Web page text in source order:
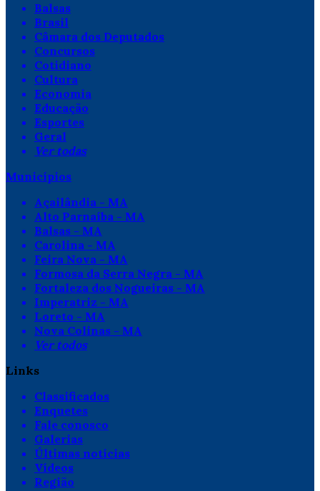
Balsas
Brasil
Câmara dos Deputados
Concursos
Cotidiano
Cultura
Economia
Educação
Esportes
Geral
Ver todas
Municípios
Açailândia - MA
Alto Parnaíba - MA
Balsas - MA
Carolina - MA
Feira Nova - MA
Formosa da Serra Negra - MA
Fortaleza dos Nogueiras - MA
Imperatriz - MA
Loreto - MA
Nova Colinas - MA
Ver todos
Links
Classificados
Enquetes
Fale conosco
Galerias
Últimas notícias
Vídeos
Região